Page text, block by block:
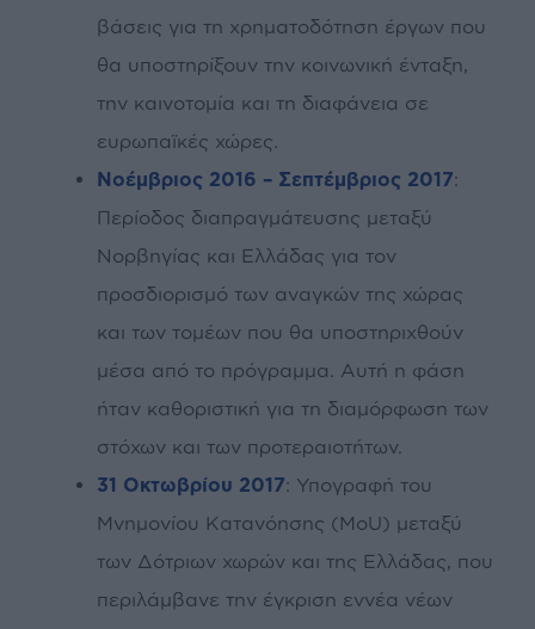
βάσεις για τη χρηματοδότηση έργων που
θα υποστηρίξουν την κοινωνική ένταξη,
την καινοτομία και τη διαφάνεια σε
ευρωπαϊκές χώρες.
Νοέμβριος 2016 – Σεπτέμβριος 2017:
Περίοδος διαπραγμάτευσης μεταξύ
Νορβηγίας και Ελλάδας για τον
προσδιορισμό των αναγκών της χώρας
και των τομέων που θα υποστηριχθούν
μέσα από το πρόγραμμα. Αυτή η φάση
ήταν καθοριστική για τη διαμόρφωση των
στόχων και των προτεραιοτήτων.
31 Οκτωβρίου 2017: Υπογραφή του
Μνημονίου Κατανόησης (MoU) μεταξύ
των Δότριων χωρών και της Ελλάδας, που
περιλάμβανε την έγκριση εννέα νέων